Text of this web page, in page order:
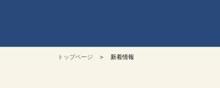
トップページ ＞ 新着情報